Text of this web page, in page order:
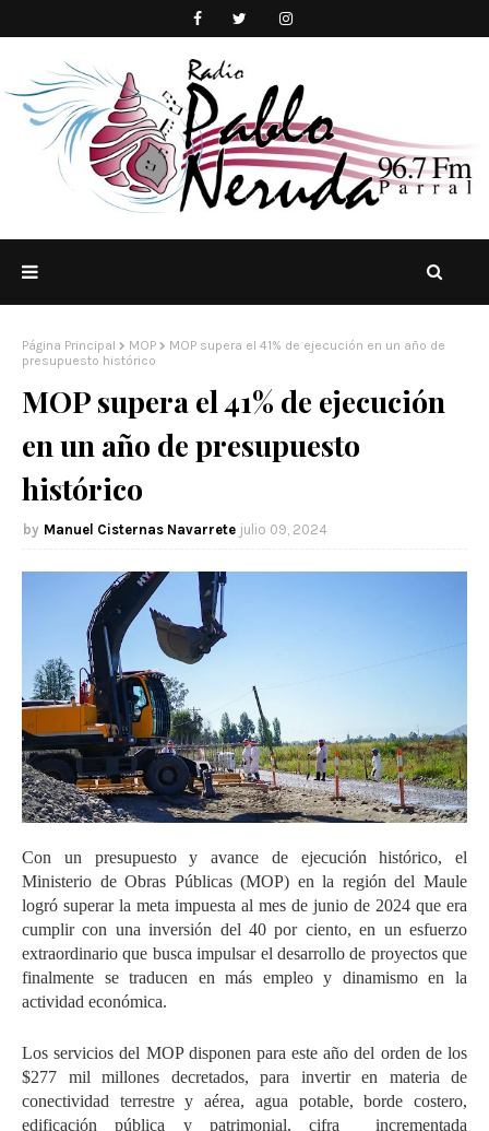
Página Principal MOP
MOP supera el 41% de ejecución en un año de
presupuesto histórico
MOP supera el 41% de ejecución
en un año de presupuesto
histórico
Manuel Cisternas Navarrete julio 09, 2024
Con un presupuesto y avance de ejecución histórico, el
Ministerio de Obras Públicas (MOP) en la región del Maule
logró superar la meta impuesta al mes de junio de 2024 que era
cumplir con una inversión del 40 por ciento, en un esfuerzo
extraordinario que busca impulsar el desarrollo de proyectos que
finalmente se traducen en más empleo y dinamismo en la
actividad económica.
Los servicios del MOP disponen para este año del orden de los
$277 mil millones decretados, para invertir en materia de
conectividad terrestre y aérea, agua potable, borde costero,
edificación pública y patrimonial, cifra
incrementada